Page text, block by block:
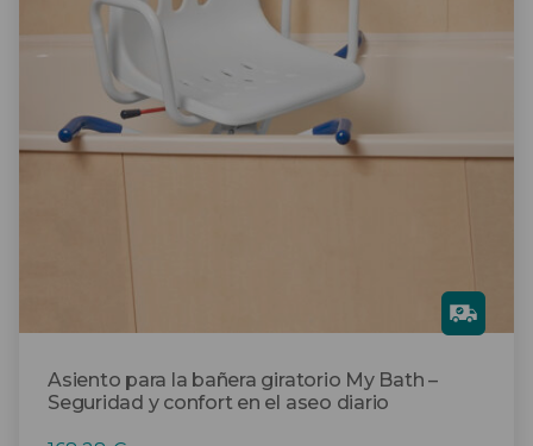
Asiento para la bañera giratorio My Bath –
Seguridad y confort en el aseo diario
Gra
tis